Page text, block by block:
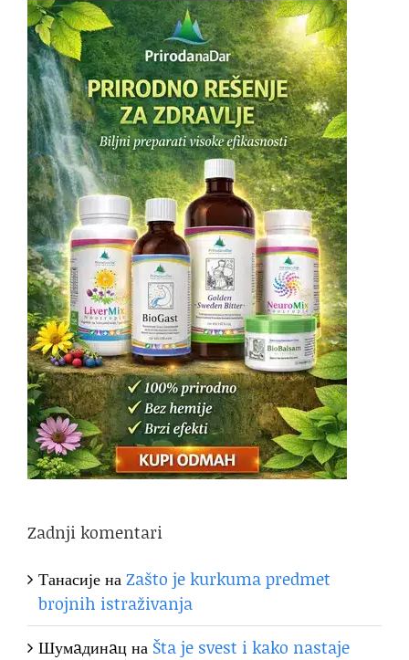
Zadnji komentari
ТанасијенаZašto je kurkuma predmet
brojnih istraživanja
Шумaдинaцна Šta je svest i kako nastaje